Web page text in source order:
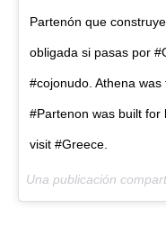
Partenón que
obligada si pasas por
#cojonudo. Athena
#Partenon was built for
visit #Greece.